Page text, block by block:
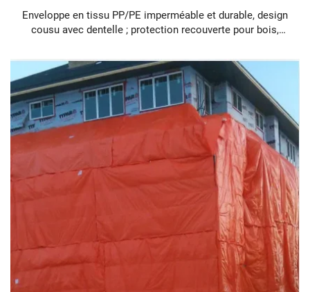
Enveloppe en tissu PP/PE imperméable et durable, design
cousu avec dentelle ; protection recouverte pour bois,